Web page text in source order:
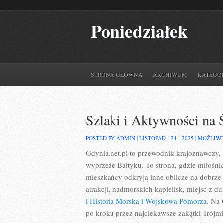
Poniedziałek
STRONA GŁÓWNA ARCHIWUM
Szlaki i Aktywności na
POSTED BY ADMIN | LISTOPAD - 24 - 2025 |
Gdynia.net.pl to przewodnik
wybrzeże Bałtyku. To strona, gdzie
mieszkańcy odkryją inne oblicze na
atrakcji, nadmorskich kąpielisk, miejsc z
i Historia Morska i Wojskowa Pomorza. Na
po kroku przez najciekawsze zakątki